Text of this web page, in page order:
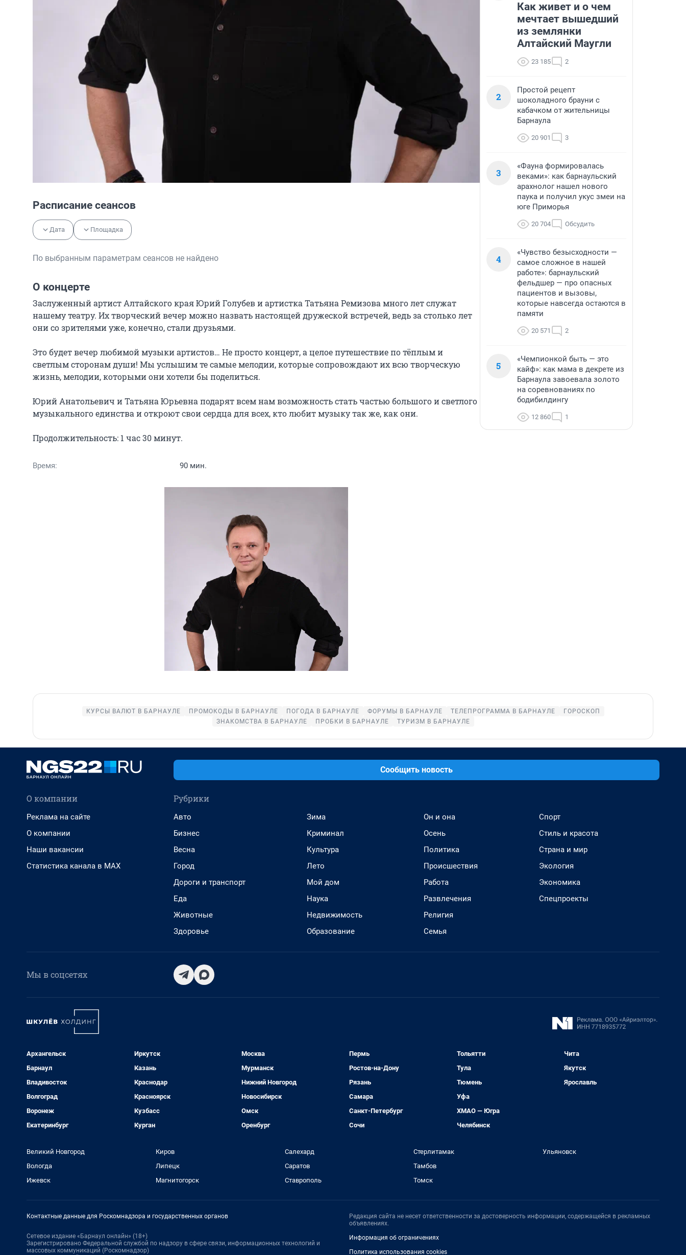
Расписание сеансов
Дата Площадка
По выбранным параметрам сеансов не найдено
О концерте
Заслуженный артист Алтайского края Юрий Голубев и артистка Татьяна Ремизова много лет служат
нашему театру. Их творческий вечер можно назвать настоящей дружеской встречей, ведь за столько лет
они со зрителями уже, конечно, стали друзьями.
Это будет вечер любимой музыки артистов… Не просто концерт, а целое путешествие по тёплым и
светлым сторонам души! Мы услышим те самые мелодии, которые сопровождают их всю творческую
жизнь, мелодии, которыми они хотели бы поделиться.
Юрий Анатольевич и Татьяна Юрьевна подарят всем нам возможность стать частью большого и светлого
музыкального единства и откроют свои сердца для всех, кто любит музыку так же, как они.
Продолжительность: 1 час 30 минут.
Время: 90 мин.
Как живет и о чем
мечтает вышедший
из землянки
Алтайский Маугли
23 185 2
2
Простой рецепт
шоколадного брауни с
кабачком от жительницы
Барнаула
20 901 3
3
«Фауна формировалась
веками»: как барнаульский
арахнолог нашел нового
паука и получил укус змеи на
юге Приморья
20 704 Обсудить
4
«Чувство безысходности —
самое сложное в нашей
работе»: барнаульский
фельдшер — про опасных
пациентов и вызовы,
которые навсегда остаются в
памяти
20 571 2
5
«Чемпионкой быть — это
кайф»: как мама в декрете из
Барнаула завоевала золото
на соревнованиях по
бодибилдингу
12 860 1
КУРСЫ ВАЛЮТ В БАРНАУЛЕ ПРОМОКОДЫ В БАРНАУЛЕ ПОГОДА В БАРНАУЛЕ ФОРУМЫ В БАРНАУЛЕ ТЕЛЕПРОГРАММА В БАРНАУЛЕ
ГОРОСКОП
ЗНАКОМСТВА В БАРНАУЛЕ
ПРОБКИ В БАРНАУЛЕ ТУРИЗМ В БАРНАУЛЕ
Сообщить новость
О компании
Реклама на сайте
О компании
Наши вакансии
Статистика канала в MAX
Рубрики
Авто
Бизнес
Весна
Город
Дороги и транспорт
Еда
Животные
Здоровье
Зима
Криминал
Культура
Лето
Мой дом
Наука
Недвижимость
Образование
Он и она
Осень
Политика
Происшествия
Работа
Развлечения
Религия
Семья
Спорт
Стиль и красота
Страна и мир
Экология
Экономика
Спецпроекты
Мы в соцсетях
Архангельск
Барнаул
Владивосток
Волгоград
Воронеж
Екатеринбург
Иркутск
Казань
Краснодар
Красноярск
Кузбасс
Курган
Москва
Мурманск
Нижний Новгород
Новосибирск
Омск
Оренбург
Пермь
Ростов-на-Дону
Рязань
Самара
Санкт-Петербург
Сочи
Тольятти
Тула
Тюмень
Уфа
ХМАО — Югра
Челябинск
Чита
Якутск
Ярославль
Великий Новгород
Вологда
Ижевск
Киров
Липецк
Магнитогорск
Салехард
Саратов
Ставрополь
Стерлитамак
Тамбов
Томск
Ульяновск
Контактные данные для Роскомнадзора и государственных органов
Сетевое издание «Барнаул онлайн» (18+)
Зарегистрировано Федеральной службой по надзору в сфере связи, информационных технологий и
массовых коммуникаций (Роскомнадзор)
Редакция сайта не несет ответственности за достоверность информации, содержащейся в рекламных
объявлениях.
Информация об ограничениях
Политика использования cookies